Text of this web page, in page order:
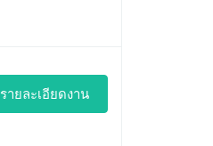
รายละเอียดงาน